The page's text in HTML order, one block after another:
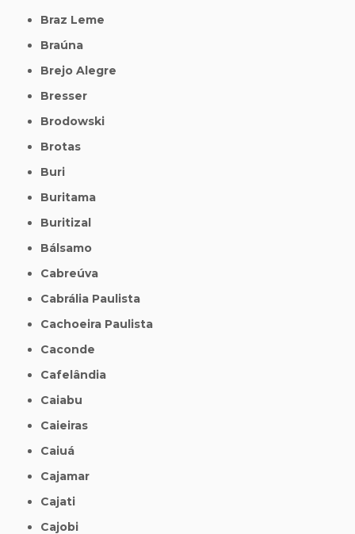
Braz Leme
Braúna
Brejo Alegre
Bresser
Brodowski
Brotas
Buri
Buritama
Buritizal
Bálsamo
Cabreúva
Cabrália Paulista
Cachoeira Paulista
Caconde
Cafelândia
Caiabu
Caieiras
Caiuá
Cajamar
Cajati
Cajobi